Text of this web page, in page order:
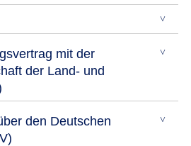
mit der
der Land- und
den Deutschen